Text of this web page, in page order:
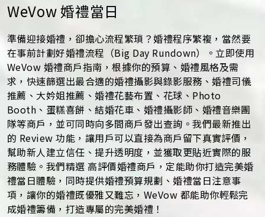
WeVow 婚禮當日
準備迎接婚禮，卻擔心流程繁瑣？婚禮程序繁複，當然要
在事前計劃好婚禮流程（Big Day Rundown）。立即使用
WeVow 婚禮商戶指南，根據你的預算、婚禮風格及需
求，快速篩選出最合適的婚禮攝影與錄影服務、婚禮司儀
推薦、大妗姐推薦、婚禮花藝布置、花球、Photo
Booth、蛋糕喜餅、結婚花車、婚禮攝影師、婚禮音樂團
隊等商戶，並可同時向多間商戶發出查詢。我們最新推出
的 Review 功能，讓用戶可以直接為商戶留下真實評價，
幫助新人建立信任、提升透明度，並獲取更貼近實際的服
務體驗。我們精選 高評價婚禮商戶，定能助你打造完美婚
禮當日體驗，同時提供婚禮預算規劃、婚禮當日注意事
項，讓你的婚禮既優雅又難忘，WeVow 都能助你輕鬆完
成婚禮籌備，打造專屬的完美婚禮！